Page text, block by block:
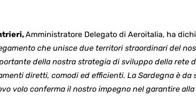
Amministratore Delegato di Aeroitalia, ha
che unisce due territori straordinari del
della nostra strategia di sviluppo della rete
diretti, comodi ed efficienti. La Sardegna è
volo conferma il nostro impegno nel garantire